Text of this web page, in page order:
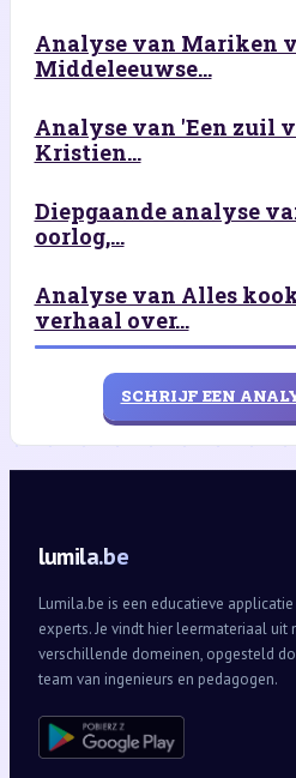
Analyse van Mariken
Middeleeuwse...
Analyse van 'Een zuil
Kristien...
Diepgaande analyse
oorlog,...
Analyse van Alles
verhaal over...
SCHRIJF EEN
lumila.be
Lumila.be is een educatieve
experts. Je vindt hier leermateriaal uit
verschillende domeinen, opgesteld
team van ingenieurs en pedagogen.